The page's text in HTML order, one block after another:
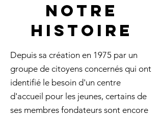
NOTRE
HISTOIRE
Depuis sa création en 1975 par un
groupe de citoyens concernés qui ont
identifié le besoin d'un centre
d'accueil pour les jeunes, certains de
ses membres fondateurs sont encore